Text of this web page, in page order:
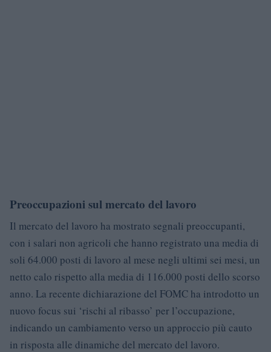
Preoccupazioni sul mercato del lavoro
Il mercato del lavoro ha mostrato segnali preoccupanti,
con i salari non agricoli che hanno registrato una media di
soli 64.000 posti di lavoro al mese negli ultimi sei mesi, un
netto calo rispetto alla media di 116.000 posti dello scorso
anno. La recente dichiarazione del FOMC ha introdotto un
nuovo focus sui ‘rischi al ribasso’ per l’occupazione,
indicando un cambiamento verso un approccio più cauto
in risposta alle dinamiche del mercato del lavoro.